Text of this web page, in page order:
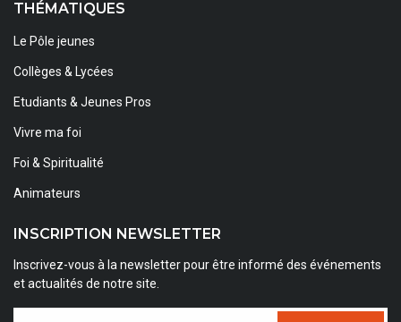
THÉMATIQUES
Le Pôle jeunes
Collèges & Lycées
Etudiants & Jeunes Pros
Vivre ma foi
Foi & Spiritualité
Animateurs
INSCRIPTION NEWSLETTER
Inscrivez-vous à la newsletter pour être informé des événements
et actualités de notre site.